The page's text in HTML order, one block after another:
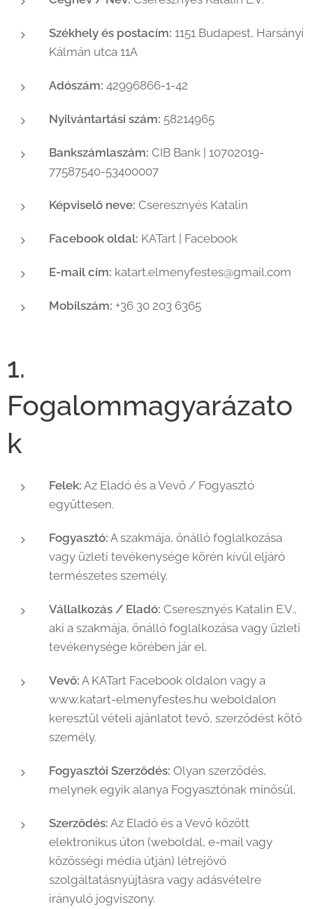
Székhely és postacím: 1151 Budapest, Harsányi
Kálmán utca 11A
Adószám: 42996866-1-42
Nyilvántartási szám: 58214965
Bankszámlaszám: CIB Bank | 10702019-
77587540-53400007
Képviselő neve: Cseresznyés Katalin
Facebook oldal: KATart | Facebook
E-mail cím: katart.elmenyfestes@gmail.com
Mobilszám: +36 30 203 6365
1.
Fogalommagyarázato
k
Felek: Az Eladó és a Vevő / Fogyasztó
együttesen.
Fogyasztó: A szakmája, önálló foglalkozása
vagy üzleti tevékenysége körén kívül eljáró
természetes személy.
Vállalkozás / Eladó: Cseresznyés Katalin E.V.,
aki a szakmája, önálló foglalkozása vagy üzleti
tevékenysége körében jár el.
Vevő: A KATart Facebook oldalon vagy a
www.katart-elmenyfestes.hu weboldalon
keresztül vételi ajánlatot tevő, szerződést kötő
személy.
Fogyasztói Szerződés: Olyan szerződés,
melynek egyik alanya Fogyasztónak minősül.
Szerződés: Az Eladó és a Vevő között
elektronikus úton (weboldal, e-mail vagy
közösségi média útján) létrejövő
szolgáltatásnyújtásra vagy adásvételre
irányuló jogviszony.